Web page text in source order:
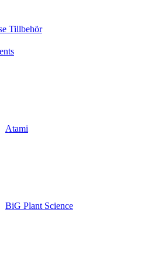
Tillbehör
Atami
BiG Plant Science